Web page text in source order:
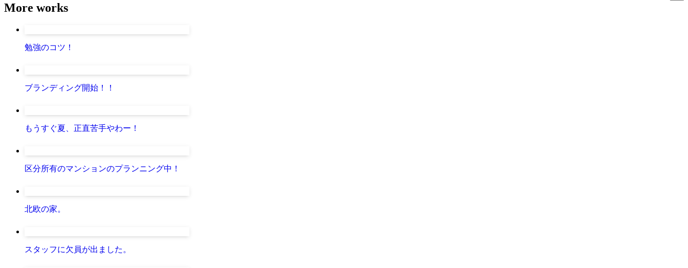
More works
勉強のコツ！
ブランディング開始！！
もうすぐ夏、正直苦手やわー！
区分所有のマンションのプランニング中！
北欧の家。
スタッフに欠員が出ました。